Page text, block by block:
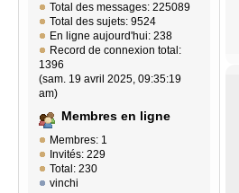
Total des messages: 225089
Total des sujets: 9524
En ligne aujourd'hui: 238
Record de connexion total:
1396
(sam. 19 avril 2025, 09:35:19
am)
Membres en ligne
Membres: 1
Invités: 229
Total: 230
vinchi